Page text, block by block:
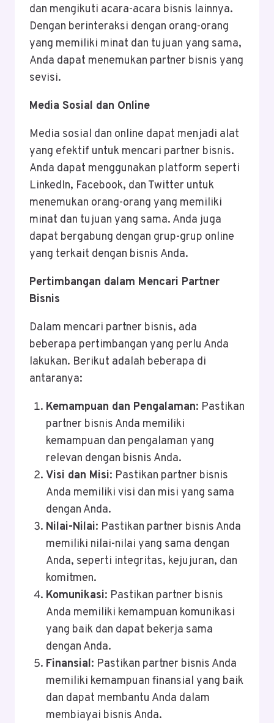
dan mengikuti acara-acara bisnis lainnya.
Dengan berinteraksi dengan orang-orang
yang memiliki minat dan tujuan yang sama,
Anda dapat menemukan partner bisnis yang
sevisi.
Media Sosial dan Online
Media sosial dan online dapat menjadi alat
yang efektif untuk mencari partner bisnis.
Anda dapat menggunakan platform seperti
LinkedIn, Facebook, dan Twitter untuk
menemukan orang-orang yang memiliki
minat dan tujuan yang sama. Anda juga
dapat bergabung dengan grup-grup online
yang terkait dengan bisnis Anda.
Pertimbangan dalam Mencari Partner
Bisnis
Dalam mencari partner bisnis, ada
beberapa pertimbangan yang perlu Anda
lakukan. Berikut adalah beberapa di
antaranya:
Kemampuan dan Pengalaman: Pastikan
partner bisnis Anda memiliki
kemampuan dan pengalaman yang
relevan dengan bisnis Anda.
Visi dan Misi: Pastikan partner bisnis
Anda memiliki visi dan misi yang sama
dengan Anda.
Nilai-Nilai: Pastikan partner bisnis Anda
memiliki nilai-nilai yang sama dengan
Anda, seperti integritas, kejujuran, dan
komitmen.
Komunikasi: Pastikan partner bisnis
Anda memiliki kemampuan komunikasi
yang baik dan dapat bekerja sama
dengan Anda.
Finansial: Pastikan partner bisnis Anda
memiliki kemampuan finansial yang baik
dan dapat membantu Anda dalam
membiayai bisnis Anda.